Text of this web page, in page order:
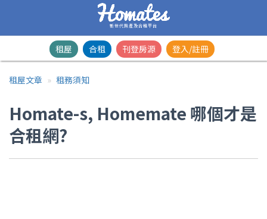
新世代房產及合租平台
租屋 合租 刊登房源 登入/註冊
租屋文章 租務須知
Homate-s, Homemate 哪個才是
合租網?